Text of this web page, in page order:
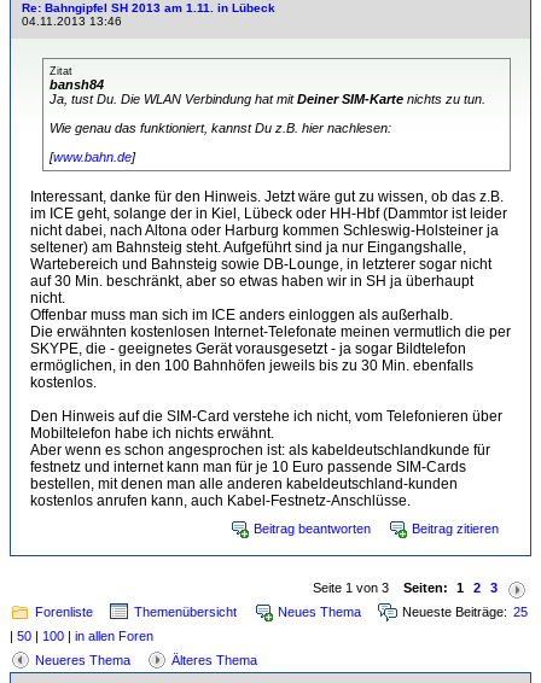
Re: Bahngipfel SH 2013 am 1.11. in Lübeck
04.11.2013 13:46
Zitat
bansh84
Ja, tust Du. Die WLAN Verbindung hat mitDeiner SIM-Karte nichts zu tun.
Wie genau das funktioniert, kannst Du z.B. hier nachlesen:
[www.bahn.de]
Interessant, danke für den Hinweis. Jetzt wäre gut zu wissen, ob das z.B.
im ICE geht, solange der in Kiel, Lübeck oder HH-Hbf (Dammtor ist leider
nicht dabei, nach Altona oder Harburg kommen Schleswig-Holsteiner ja
seltener) am Bahnsteig steht. Aufgeführt sind ja nur Eingangshalle,
Wartebereich und Bahnsteig sowie DB-Lounge, in letzterer sogar nicht
auf 30 Min. beschränkt, aber so etwas haben wir in SH ja überhaupt
nicht.
Offenbar muss man sich im ICE anders einloggen als außerhalb.
Die erwähnten kostenlosen Internet-Telefonate meinen vermutlich die per
SKYPE, die - geeignetes Gerät vorausgesetzt - ja sogar Bildtelefon
ermöglichen, in den 100 Bahnhöfen jeweils bis zu 30 Min. ebenfalls
kostenlos.
Den Hinweis auf die SIM-Card verstehe ich nicht, vom Telefonieren über
Mobiltelefon habe ich nichts erwähnt.
Aber wenn es schon angesprochen ist: als kabeldeutschlandkunde für
festnetz und internet kann man für je 10 Euro passende SIM-Cards
bestellen, mit denen man alle anderen kabeldeutschland-kunden
kostenlos anrufen kann, auch Kabel-Festnetz-Anschlüsse.
Beitrag beantworten Beitrag zitieren
Seite 1 von 3 Seiten: 1 2
3
Forenliste
Themenübersicht Neues Thema Neueste Beiträge: 25
50 100
in allen Foren
Neueres Thema
Älteres Thema